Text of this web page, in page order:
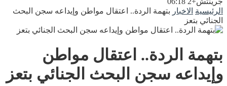
الرئيسية الاخبار بتهمة الردة.. اعتقال مواطن وإيداعه سجن البحث
الجنائي بتعز
بتهمة الردة.. اعتقال مواطن
وإيداعه سجن البحث الجنائي بتعز